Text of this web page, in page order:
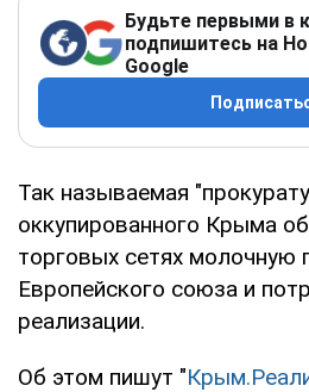
Будьте первыми в
подпишитесь на
Google
Так называемая
оккупированного Крыма
торговых сетях молочную
Европейского союза и
реализации.
Об этом пишут "